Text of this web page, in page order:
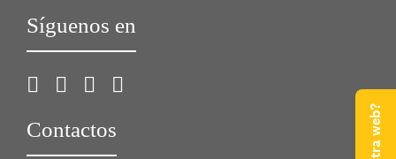
Síguenos en
Contactos